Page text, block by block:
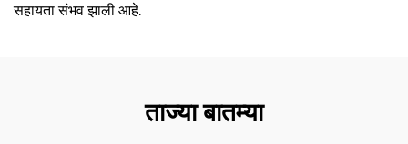
सहायता संभव झाली आहे.
ताज्या बातम्या